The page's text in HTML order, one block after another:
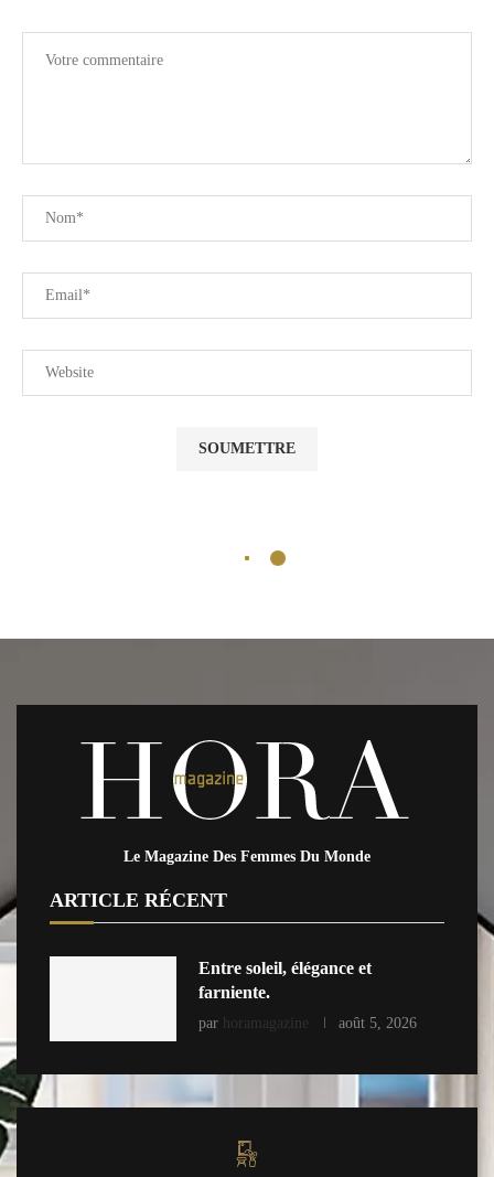
Le Magazine Des Femmes Du Monde
ARTICLE RÉCENT
Entre soleil, élégance et
farniente.
par horamagazine août 5, 2026